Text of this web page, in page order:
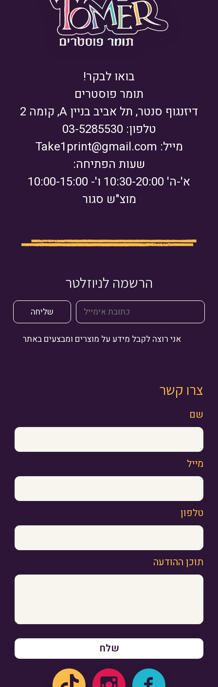
בואו לבקר!
תומר פוסטרים
דיזנגוף סנטר, תל אביב בניין A, קומה 2
טלפון: 03-5285530
מייל: Take1print@gmail.com
שעות הפתיחה:
א'-ה' 10:30-20:00 ו'- 10:00-15:00
מוצ"ש סגור
הרשמה לניוזלטר
אני רוצה לקבל מידע על מוצרים ומבצעים באתר
צרו קשר
שם
מייל
טלפון
תוכן ההודעה